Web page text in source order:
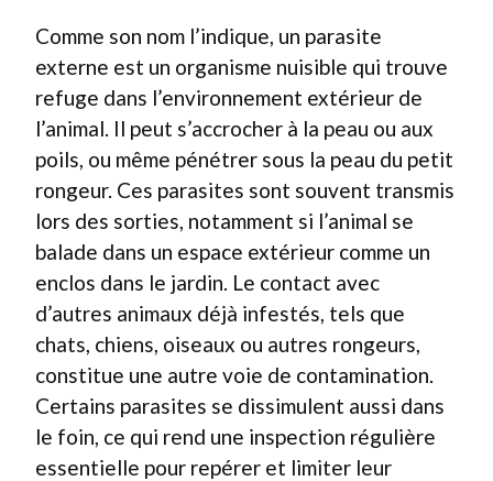
Comme son nom l’indique, un parasite
externe est un organisme nuisible qui trouve
refuge dans l’environnement extérieur de
l’animal. Il peut s’accrocher à la peau ou aux
poils, ou même pénétrer sous la peau du petit
rongeur. Ces parasites sont souvent transmis
lors des sorties, notamment si l’animal se
balade dans un espace extérieur comme un
enclos dans le jardin. Le contact avec
d’autres animaux déjà infestés, tels que
chats, chiens, oiseaux ou autres rongeurs,
constitue une autre voie de contamination.
Certains parasites se dissimulent aussi dans
le foin, ce qui rend une inspection régulière
essentielle pour repérer et limiter leur